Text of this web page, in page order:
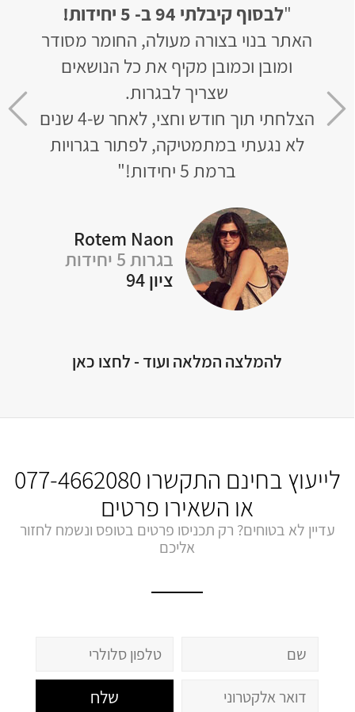
"לבסוף קיבלתי 94 ב- 5 יחידות!
האתר בנוי בצורה מעולה, החומר מסודר
ומובן וכמובן מקיף את כל הנושאים
שצריך לבגרות.
הצלחתי תוך חודש וחצי, לאחר ש-4 שנים
לא נגעתי במתמטיקה, לפתור בגרויות
ברמת 5 יחידות!"
Rotem Naon
בגרות 5 יחידות
ציון 94
להמלצה המלאה ועוד - לחצו כאן
לייעוץ בחינם התקשרו 077-4662080
או השאירו פרטים
עדיין לא בטוחים? רק תכניסו פרטים בטופס ונשמח לחזור
אליכם
שלח